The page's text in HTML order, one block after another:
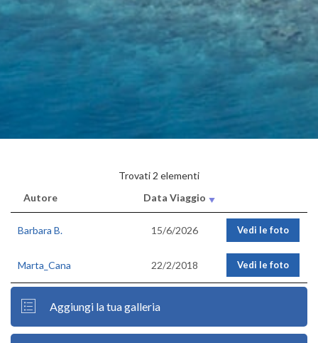
Aggiungi la tua galleria
Trovati 2 elementi
Autore
Data Viaggio
Barbara B. 15/6/2026 Vedi le foto
Marta_Cana 22/2/2018 Vedi le foto